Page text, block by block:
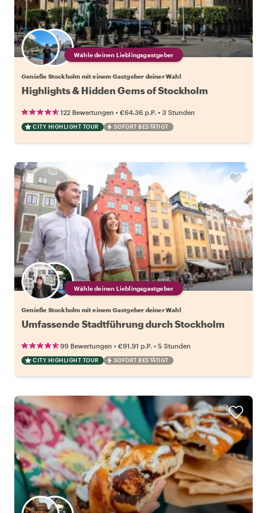
Wähle deinen Lieblingsgastgeber
Genieße Stockholm mit einem Gastgeber deiner Wahl
Highlights & Hidden Gems of Stockholm
122 Bewertungen • €64.36 p.P. • 3 Stunden
CITY HIGHLIGHT TOUR SOFORT BESTÄTIGT
Wähle deinen Lieblingsgastgeber
Genieße Stockholm mit einem Gastgeber deiner Wahl
Umfassende Stadtführung durch Stockholm
99 Bewertungen • €91.91 p.P. • 5 Stunden
CITY HIGHLIGHT TOUR SOFORT BESTÄTIGT